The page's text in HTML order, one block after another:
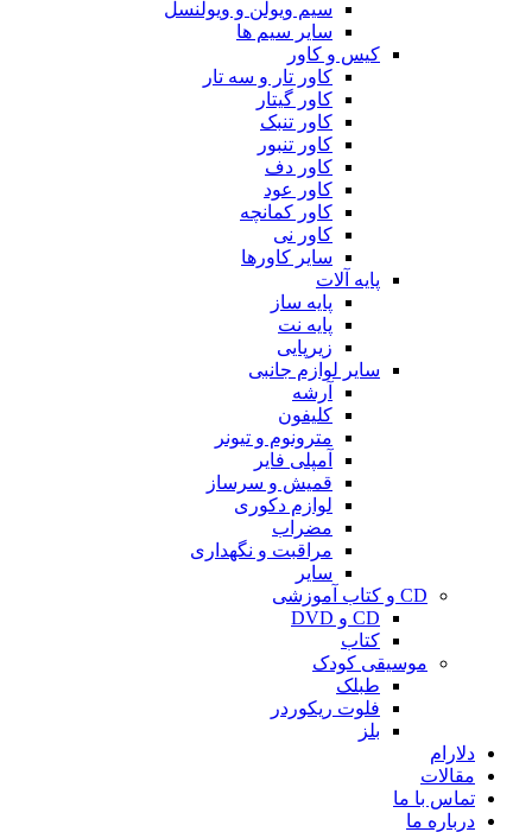
سیم ویولن و ویولنسل
سایر سیم ها
کیس و کاور
کاور تار و سه تار
کاور گیتار
کاور تنبک
کاور تنبور
کاور دف
کاور عود
کاور کمانچه
کاور نی
سایر کاورها
پایه آلات
پایه ساز
پایه نت
زیرپایی
سایر لوازم جانبی
آرشه
کلیفون
مترونوم و تیونر
آمپلی فایر
قمیش و سرساز
لوازم دکوری
مضراب
مراقبت و نگهداری
سایر
CD و کتاب آموزشی
CD و DVD
کتاب
موسیقی کودک
طبلک
فلوت ریکوردر
بلز
دلارام
مقالات
تماس با ما
درباره ما